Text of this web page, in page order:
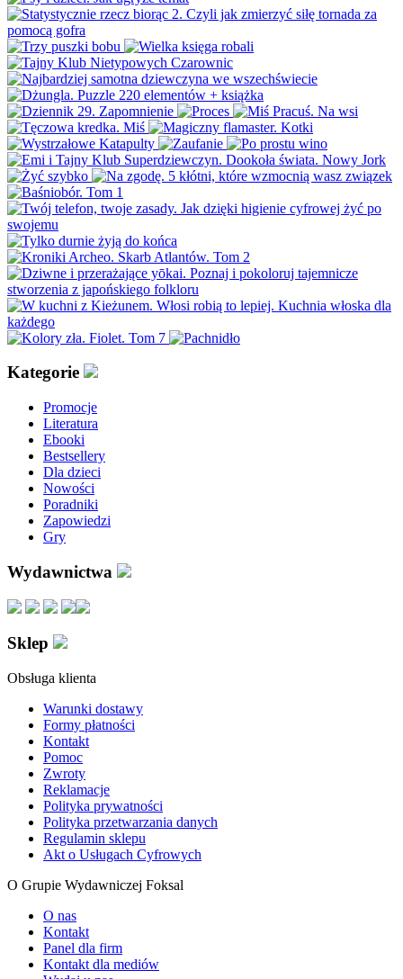
Kategorie
Promocje
Literatura
Ebooki
Bestsellery
Dla dzieci
Nowości
Poradniki
Zapowiedzi
Gry
Wydawnictwa
Sklep
Obsługa klienta
Warunki dostawy
Formy płatności
Kontakt
Pomoc
Zwroty
Reklamacje
Polityka prywatności
Polityka przetwarzania danych
Regulamin sklepu
Akt o Usługach Cyfrowych
O Grupie Wydawniczej Foksal
O nas
Kontakt
Panel dla firm
Kontakt dla mediów